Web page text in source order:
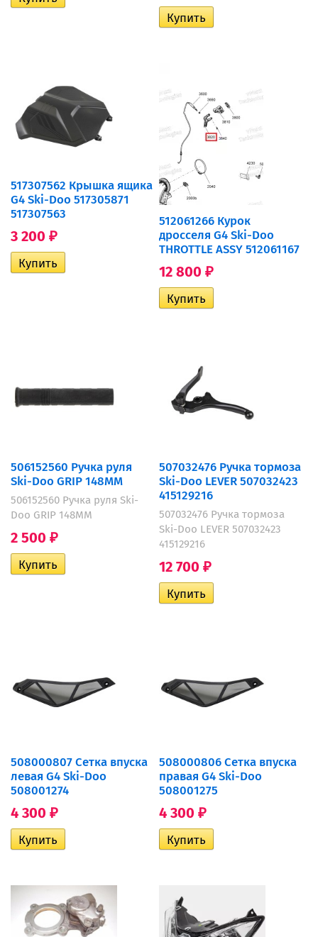
517307562 Крышка ящика
G4 Ski-Doo 517305871
517307563
3 200 ₽
512061266 Курок
дросселя G4 Ski-Doo
THROTTLE ASSY 512061167
12 800 ₽
506152560 Ручка руля
Ski-Doo GRIP 148MM
506152560 Ручка руля Ski-
Doo GRIP 148MM
2 500 ₽
507032476 Ручка тормоза
Ski-Doo LEVER 507032423
415129216
507032476 Ручка тормоза
Ski-Doo LEVER 507032423
415129216
12 700 ₽
508000807 Сетка впуска
левая G4 Ski-Doo
508001274
4 300 ₽
508000806 Сетка впуска
правая G4 Ski-Doo
508001275
4 300 ₽